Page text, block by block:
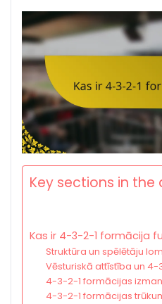
Key sections in the
Kas ir 4-3-2-1 formācija
Struktūra un spēlētāju
Vēsturiskā attīstība un
4-3-2-1 formācijas
4-3-2-1 formācijas